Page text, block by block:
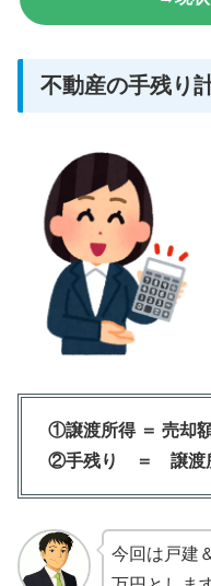
不動産の手残り
①譲渡所得 ＝ 売却
②手残り ＝
譲
今回は戸建